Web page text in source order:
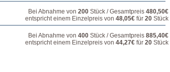
Bei Abnahme von 200 Stück / Gesamtpreis 480,50€
entspricht einem Einzelpreis von 48,05€ für 20 Stück
Bei Abnahme von 400 Stück / Gesamtpreis 885,40€
entspricht einem Einzelpreis von 44,27€ für 20 Stück